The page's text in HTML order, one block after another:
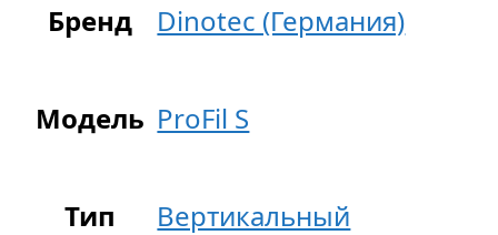
Бренд Dinotec (Германия)
Модель ProFil S
Тип Вертикальный